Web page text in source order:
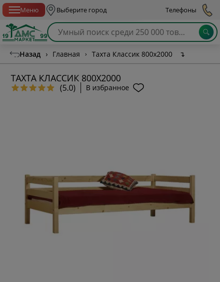
Меню Выберите город Телефоны
Назад › Главная › Тахта Классик 800х2000 ↴
ТАХТА КЛАССИК 800Х2000
(5.0) В избранное